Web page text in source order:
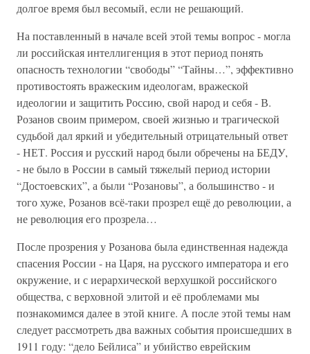
долгое время был весомый, если не решающий.
На поставленный в начале всей этой темы вопрос - могла
ли российская интеллигенция в этот период понять
опасность технологии “свободы” “Тайны…”, эффективно
противостоять вражеским идеологам, вражеской
идеологии и защитить Россию, свой народ и себя - В.
Розанов своим примером, своей жизнью и трагической
судьбой дал яркий и убедительный отрицательный ответ
- НЕТ. Россия и русский народ были обречены на БЕДУ,
- не было в России в самый тяжелый период истории
“Достоевских”, а были “Розановы”, а большинство - и
того хуже, Розанов всё-таки прозрел ещё до революции, а
не революция его прозрела…
После прозрения у Розанова была единственная надежда
спасения России - на Царя, на русского императора и его
окружение, и с иерархической верхушкой российского
общества, с верховной элитой и её проблемами мы
познакомимся далее в этой книге. А после этой темы нам
следует рассмотреть два важных события происшедших в
1911 году: “дело Бейлиса” и убийство еврейским